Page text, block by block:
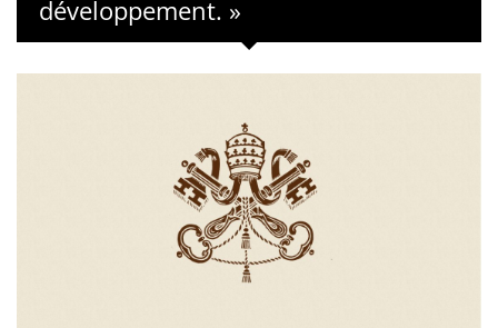
développement. »